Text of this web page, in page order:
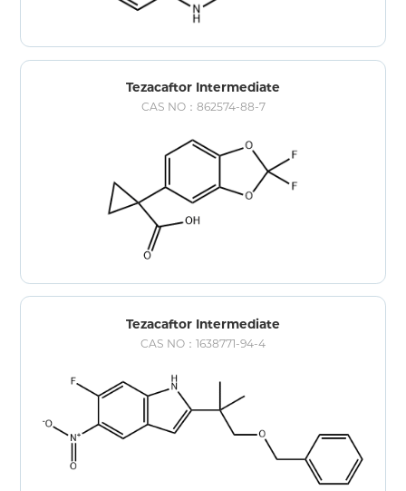
Tezacaftor Intermediate
CAS NO：862574-88-7
Tezacaftor Intermediate
CAS NO：1638771-94-4